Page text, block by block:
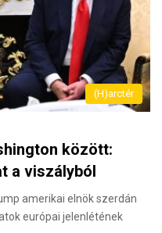
(H)arctér
között:
a viszályból
amerikai elnök szerdán
európai jelenlétének